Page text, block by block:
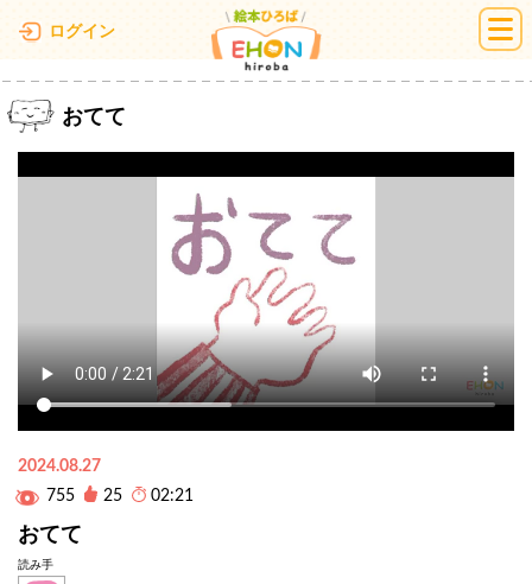
ログイン 絵本ひろば
おてて
2024.08.27
755
25 02:21
おてて
読み手